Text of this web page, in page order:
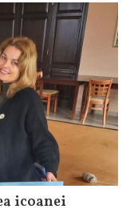
icoanei